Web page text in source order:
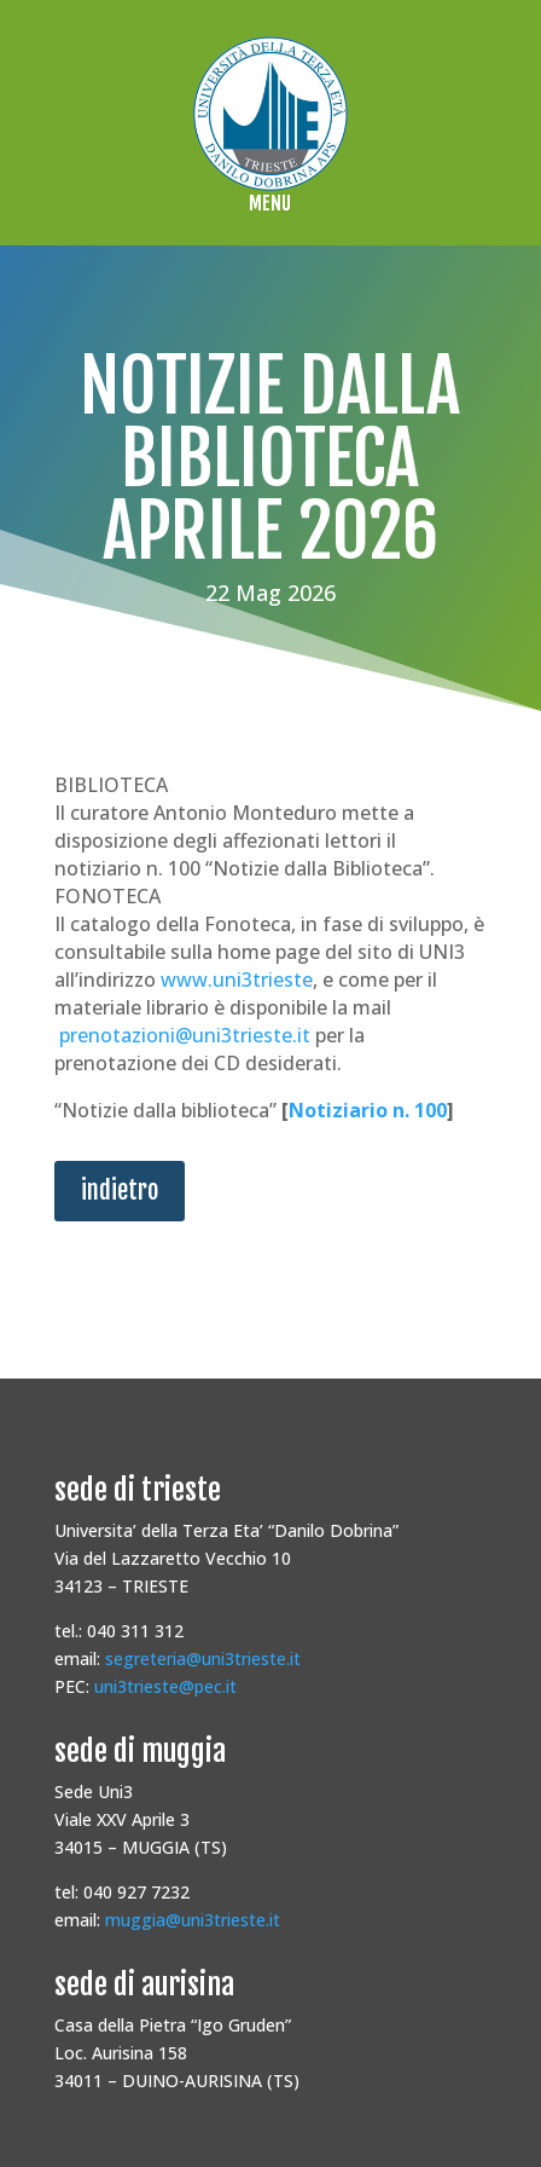
NOTIZIE DALLA
BIBLIOTECA
APRILE 2026
22 Mag 2026
BIBLIOTECA
Il curatore Antonio Monteduro mette a
disposizione degli affezionati lettori il
notiziario n. 100 “Notizie dalla Biblioteca”.
FONOTECA
Il catalogo della Fonoteca, in fase di sviluppo, è
consultabile sulla home page del sito di UNI3
all’indirizzo www.uni3trieste, e come per il
materiale librario è disponibile la mail
prenotazioni@uni3trieste.it per la
prenotazione dei CD desiderati.
“Notizie dalla biblioteca” [Notiziario n. 100]
indietro
sede di trieste
Universita’ della Terza Eta’ “Danilo Dobrina”
Via del Lazzaretto Vecchio 10
34123 – TRIESTE
tel.: 040 311 312
email: segreteria@uni3trieste.it
PEC: uni3trieste@pec.it
sede di muggia
Sede Uni3
Viale XXV Aprile 3
34015 – MUGGIA (TS)
tel: 040 927 7232
email: muggia@uni3trieste.it
sede di aurisina
Casa della Pietra “Igo Gruden”
Loc. Aurisina 158
34011 – DUINO-AURISINA (TS)